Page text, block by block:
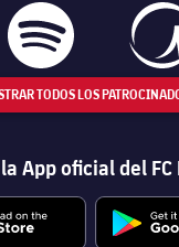
TODOS LOS
App oficial del